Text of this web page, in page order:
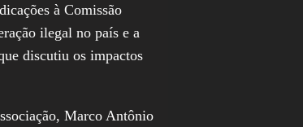
à Comissão
ilegal no país e a
discutiu os impactos
Marco Antônio